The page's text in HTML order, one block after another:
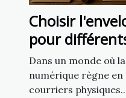
Choisir
pour
courriers
Dans un monde où
numérique règne
courriers